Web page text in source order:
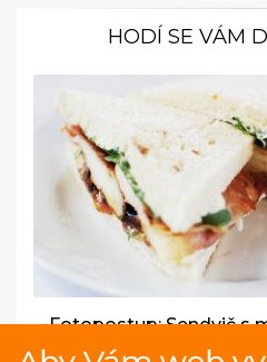
HODÍ SE VÁM
Fotopostup: Sendvič s
šunkou a